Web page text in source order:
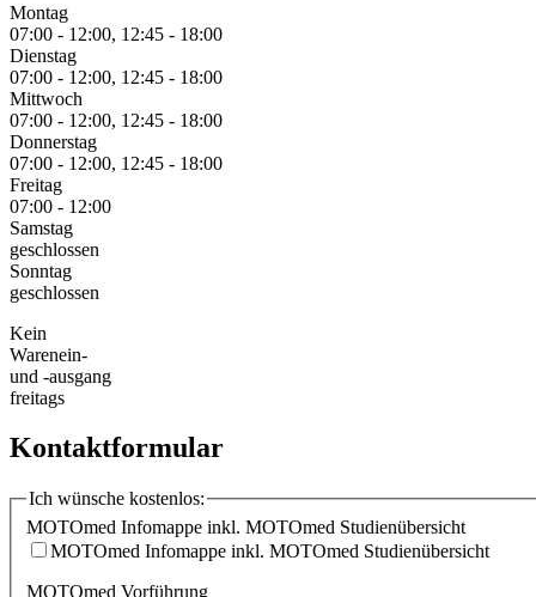
Montag
07:00 - 12:00, 12:45 - 18:00
Dienstag
07:00 - 12:00, 12:45 - 18:00
Mittwoch
07:00 - 12:00, 12:45 - 18:00
Donnerstag
07:00 - 12:00, 12:45 - 18:00
Freitag
07:00 - 12:00
Samstag
geschlossen
Sonntag
geschlossen
Kein
Warenein-
und -ausgang
freitags
Kontaktformular
Ich wünsche kostenlos:
MOTOmed Infomappe inkl. MOTOmed Studienübersicht
MOTOmed Infomappe inkl. MOTOmed Studienübersicht
MOTOmed Vorführung